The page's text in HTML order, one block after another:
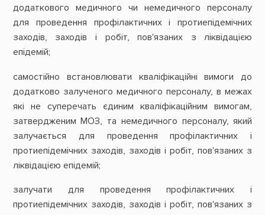
додаткового медичного чи немедичного персоналу
для проведення профілактичних і протиепідемічних
заходів, заходів і робіт, пов'язаних з ліквідацією
епідемій;
самостійно встановлювати кваліфікаційні вимоги до
додатково залученого медичного персоналу, в межах
які не суперечать єдиним кваліфікаційним вимогам,
затвердженим МОЗ, та немедичного персоналу, який
залучається для проведення профілактичних і
протиепідемічних заходів, заходів і робіт, пов'язаних з
ліквідацією епідемій;
залучати для проведення профілактичних і
протиепідемічних заходів, заходів і робіт, пов'язаних з